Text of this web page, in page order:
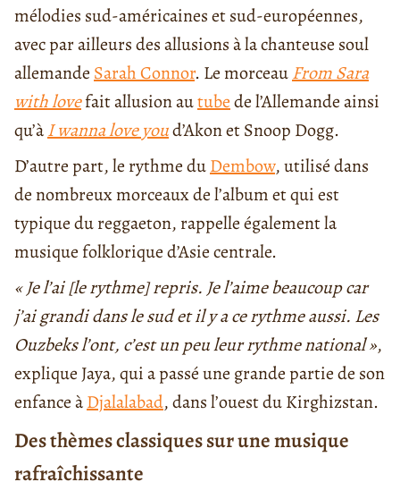
mélodies sud-américaines et sud-européennes,
avec par ailleurs des allusions à la chanteuse soul
allemande Sarah Connor. Le morceauFrom Sara
with lovefait allusion autubede l’Allemande ainsi
qu’àI wanna love youd’Akon et Snoop Dogg.
D’autre part, le rythme duDembow, utilisé dans
de nombreux morceaux de l’album et qui est
typique du reggaeton, rappelle également la
musique folklorique d’Asie centrale.
« Je l’ai [le rythme] repris. Je l’aime beaucoup car
j’ai grandi dans le sud et il y a ce rythme aussi. Les
Ouzbeks l’ont, c’est un peu leur rythme national »,
explique Jaya, qui a passé une grande partie de son
enfance àDjalalabad, dans l’ouest du Kirghizstan.
Des thèmes classiques sur une musique
rafraîchissante